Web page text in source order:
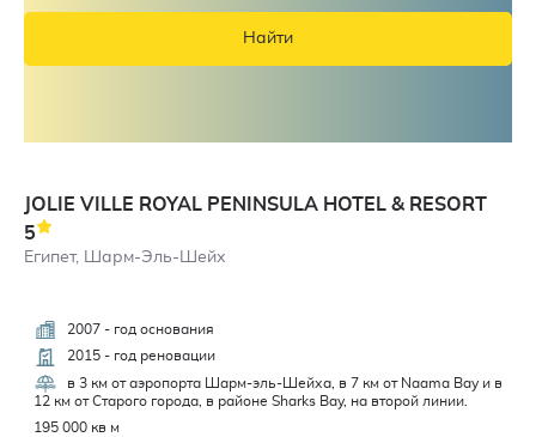
Найти
JOLIE VILLE ROYAL PENINSULA HOTEL & RESORT
5
Египет, Шарм-Эль-Шейх
2007 - год основания
2015 - год реновации
в 3 км от аэропорта Шарм-эль-Шейха, в 7 км от Naama Bay и в
12 км от Старого города, в районе Sharks Bay, на второй линии.
195 000 кв м